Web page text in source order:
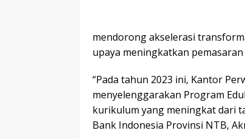
mendorong akselerasi
upaya meningkatkan
“Pada tahun 2023 ini, Kantor
menyelenggarakan Program
kurikulum yang meningkat dari
Bank Indonesia Provinsi NTB,